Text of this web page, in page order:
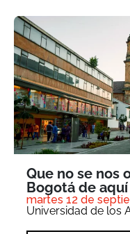
Que no se nos
Bogotá de aquí
martes 12 de
Universidad de los